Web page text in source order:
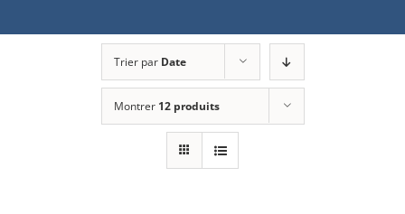
Trier par Date
Montrer 12 produits